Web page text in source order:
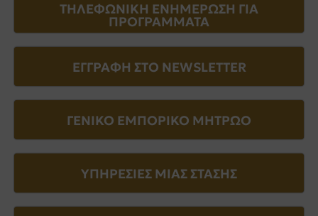
ΤΗΛΕΦΩΝΙΚΗ ΕΝΗΜΕΡΩΣΗ ΓΙΑ
ΠΡΟΓΡΑΜΜΑΤΑ
ΕΓΓΡΑΦΗ ΣΤΟ NEWSLETTER
ΓΕΝΙΚΟ ΕΜΠΟΡΙΚΟ ΜΗΤΡΩΟ
ΥΠΗΡΕΣΙΕΣ ΜΙΑΣ ΣΤΑΣΗΣ